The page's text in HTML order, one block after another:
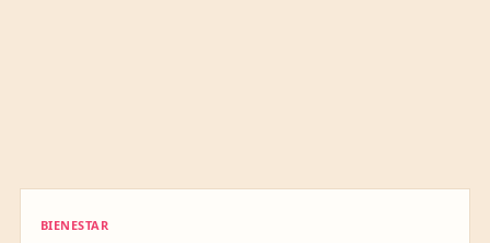
BIENESTAR